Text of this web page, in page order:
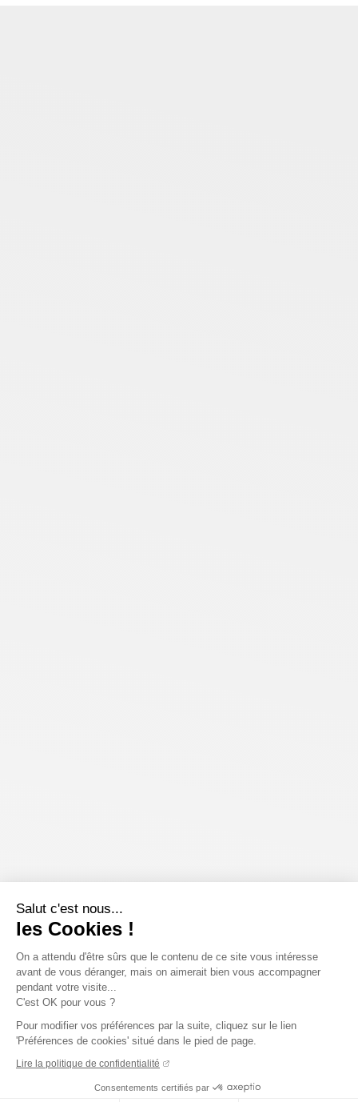
Salut c'est nous...
les Cookies !
On a attendu d'être sûrs que le contenu de ce site vous intéresse
avant de vous déranger, mais on aimerait bien vous accompagner
pendant votre visite...
C'est OK pour vous ?
Pour modifier vos préférences par la suite, cliquez sur le lien
'Préférences de cookies' situé dans le pied de page.
Lire la politique de confidentialité
Consentements certifiés par